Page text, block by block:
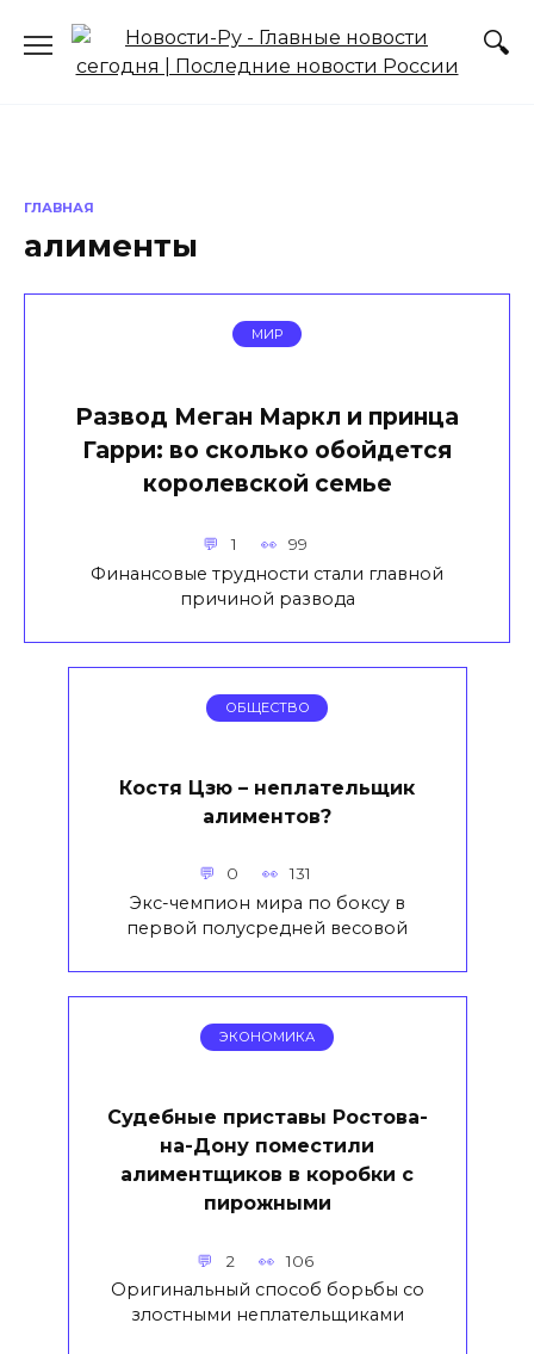
содержанию
ГЛАВНАЯ
алименты
МИР
Развод Меган Маркл и принца
Гарри: во сколько обойдется
королевской семье
1 99
Финансовые трудности стали главной
причиной развода
ОБЩЕСТВО
Костя Цзю – неплательщик
алиментов?
0 131
Экс-чемпион мира по боксу в
первой полусредней весовой
ЭКОНОМИКА
Судебные приставы Ростова-
на-Дону поместили
алиментщиков в коробки с
пирожными
2 106
Оригинальный способ борьбы со
злостными неплательщиками